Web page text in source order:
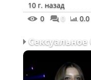
10 г. назад
0
0 0.0